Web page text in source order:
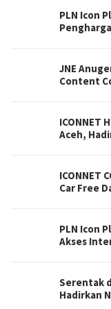
PLN Icon
JNE
Content
ICONNET
Aceh,
ICONNET
Car Free
PLN Icon
Akses
Serentak
Hadirkan